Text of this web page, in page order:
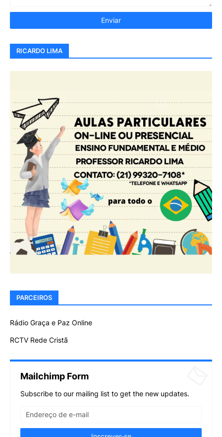
RICARDO LIMA
PARCEIROS
Rádio Graça e Paz Online
RCTV Rede Cristã
Mailchimp Form
Subscribe to our mailing list to get the new updates.